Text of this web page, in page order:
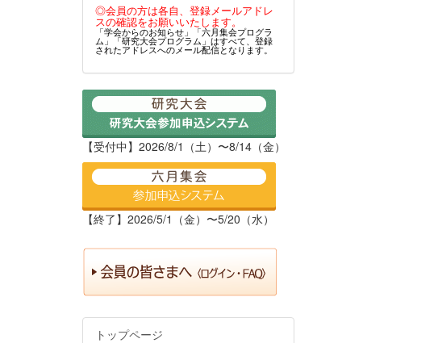
◎会員の方は各自、登録メールアドレ
スの確認をお願いいたします。
「学会からのお知らせ」「六月集会プログラ
ム」「研究大会プログラム」はすべて、登録
されたアドレスへのメール配信となります。
【受付中】2026/8/1（土）〜8/14（金）
【終了】2026/5/1（金）〜5/20（水）
トップページ